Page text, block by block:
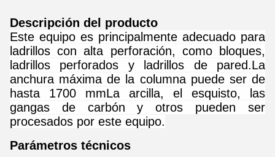
Descripción del producto
Este equipo es principalmente adecuado para
ladrillos con alta perforación, como bloques,
ladrillos perforados y ladrillos de pared.La
anchura máxima de la columna puede ser de
hasta 1700 mmLa arcilla, el esquisto, las
gangas de carbón y otros pueden ser
procesados por este equipo.
Parámetros técnicos